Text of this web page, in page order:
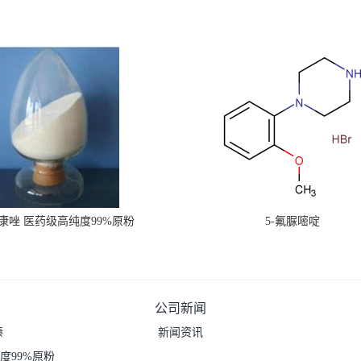
唑 医药级高纯度99%原粉 5-氟脲嘧啶
99%原粉
公司新闻
新闻资讯